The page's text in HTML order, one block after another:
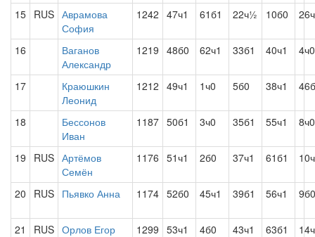
15 RUS Аврамова
София
1242 47ч1 61б1 22ч½ 10б0
16
Ваганов
Александр
1219 48б0 62ч1 33б1 40ч1 4ч0
17
Краюшкин
Леонид
1212 49ч1 1ч0 5б0 38ч1
18
Бессонов
Иван
1187 50б1 3ч0 35б1 55ч1 8ч0
19 RUS Артёмов
Семён
1176 51ч1 2б0 37ч1 61б1
20 RUS Пьявко Анна 1174 52б0 45ч1 39б1 56ч1 9б0
21 RUS Орлов Егор 1299 53ч1 4б0 43ч1 63б1